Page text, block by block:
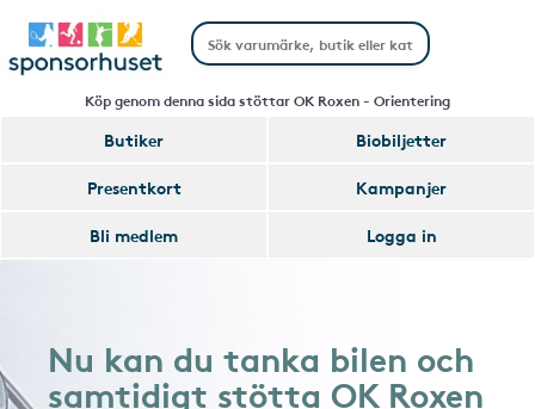
Köp genom denna sida stöttar OK Roxen - Orientering
Butiker
Biobiljetter
Presentkort
Kampanjer
Bli medlem
Logga in
Nu kan du tanka bilen och
samtidigt stötta OK Roxen